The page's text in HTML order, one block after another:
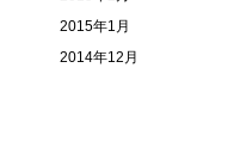
2015年1月
2014年12月